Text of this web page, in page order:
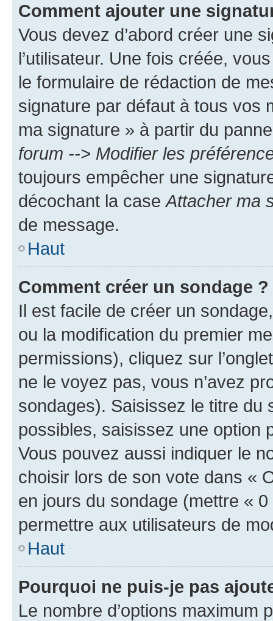
Comment ajouter une
Vous devez d’abord créer une
l’utilisateur. Une fois créée,
le formulaire de rédaction de
signature par défaut à tous vos
ma signature » à partir du
forum --> Modifier les
toujours empêcher une
décochant la caseAttacher ma
de message.
Haut
Comment créer un sondage ?
Il est facile de créer un
ou la modification du premier
permissions), cliquez sur
ne le voyez pas, vous n’avez
sondages). Saisissez le titre du
possibles, saisissez une option
Vous pouvez aussi indiquer le
choisir lors de son vote dans «
en jours du sondage (mettre «
permettre aux utilisateurs de
Haut
Pourquoi ne puis-je pas
Le nombre d’options maximum